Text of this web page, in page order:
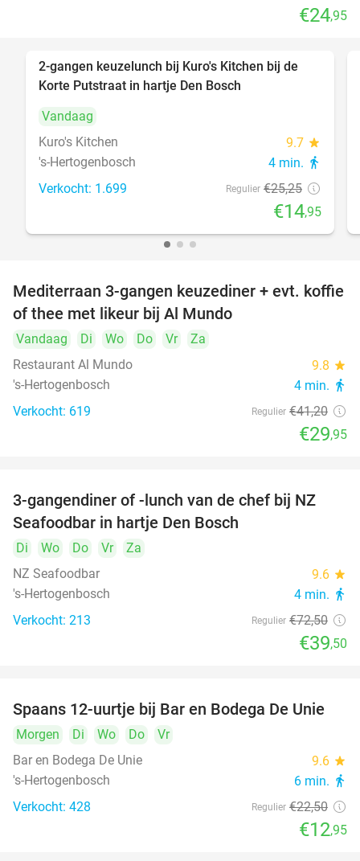
€24,95
2-gangen keuzelunch bij Kuro's Kitchen bij de
Korte Putstraat in hartje Den Bosch
Vandaag
Kuro's Kitchen
9.7 star
's-Hertogenbosch 4 min. directions_walk
Verkocht: 1.699 Regulier €25,25
€14,95
27%
Mediterraan 3-gangen keuzediner + evt. koffie
of thee met likeur bij Al Mundo
Vandaag Di Wo Do Vr
Za
Restaurant Al Mundo
9.8 star
's-Hertogenbosch 4 min. directions_walk
Verkocht: 619 Regulier €41,20
€29,95
46%
3-gangendiner of -lunch van de chef bij NZ
Seafoodbar in hartje Den Bosch
Di Wo Do Vr
Za
NZ Seafoodbar
9.6 star
's-Hertogenbosch 4 min. directions_walk
Verkocht: 213 Regulier €72,50
€39,50
42%
Spaans 12-uurtje bij Bar en Bodega De Unie
Morgen Di Wo Do
Vr
Bar en Bodega De Unie
9.6 star
's-Hertogenbosch 6 min. directions_walk
Verkocht: 428 Regulier €22,50
€12,95